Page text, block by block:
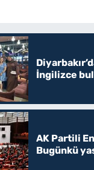
İngilizce
AK Partili
Bugünkü